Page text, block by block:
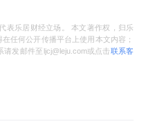
表乐居财经立场。 本文著作权，归乐
任何公开传播平台上使用本文内容；
发邮件至ljcj@leju.com或点击联系客